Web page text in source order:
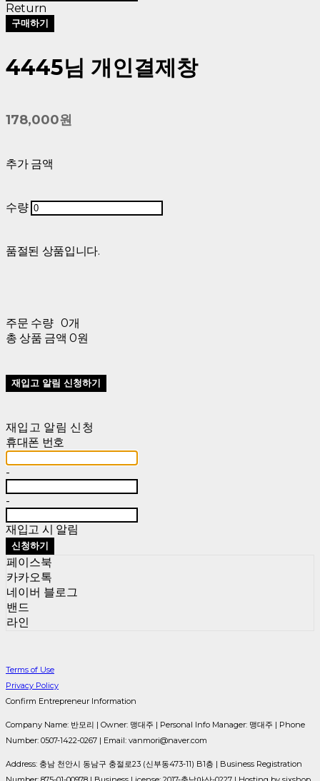
Return
구매하기
4445님 개인결제창
178,000원
추가 금액
수량
품절된 상품입니다.
주문 수량 0개
총 상품 금액 0원
재입고 알림 신청하기
재입고 알림 신청
휴대폰 번호
-
-
재입고 시 알림
신청하기
페이스북
카카오톡
네이버 블로그
밴드
라인
Terms of Use
Privacy Policy
Confirm Entrepreneur Information
Company Name: 반모리 | Owner: 맹대주 | Personal Info Manager: 맹대주 | Phone
Number: 0507-1422-0267 | Email: vanmori@naver.com
Address: 충남 천안시 동남구 충절로23 (신부동473-11) B1층 | Business Registration